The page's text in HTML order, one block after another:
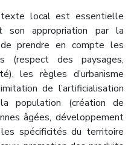
local est essentielle
appropriation par la
prendre en compte les
(respect des paysages,
les règles d’urbanisme
de l’artificialisation
population (création de
âgées, développement
spécificités du territoire